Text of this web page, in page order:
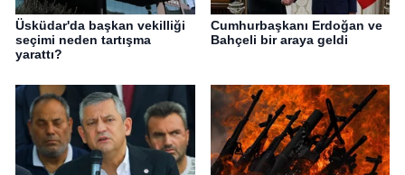
Üsküdar'da başkan vekilliği
seçimi neden tartışma
yarattı?
Cumhurbaşkanı Erdoğan ve
Bahçeli bir araya geldi